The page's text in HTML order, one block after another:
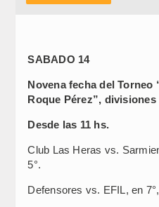
SABADO 14
Novena fecha del Torneo
Roque Pérez”,
Desde las 11 hs.
Club Las Heras vs.
5°.
Defensores vs. EFIL, en 7°,